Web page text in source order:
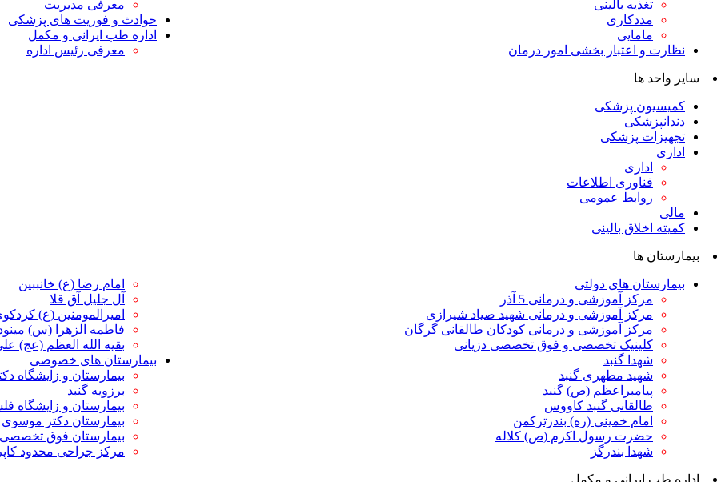
تغذیه بالینی
مددکاری
مامایی
نظارت و اعتبار بخشی امور درمان
معرفی مدیریت
حوادث و فوریت های پزشکی
اداره طب ایرانی و مکمل
معرفی رئیس اداره
سایر واحد ها
کمیسیون پزشکی
دندانپزشکی
تجهیزات پزشکی
اداری
اداری
فناوری اطلاعات
روابط عمومی
مالی
کمیته اخلاق بالینی
بیمارستان ها
بیمارستان های دولتی
مرکز آموزشی و درمانی 5 آذر
مرکز آموزشی و درمانی شهید صیاد شیرازی
مرکز آموزشی و درمانی کودکان طالقانی گرگان
کلینیک تخصصی و فوق تخصصی دزیانی
شهدا گنبد
شهید مطهری گنبد
پیامبراعظم (ص) گنبد
طالقانی گنبد کاووس
امام خمینی (ره) بندرترکمن
حضرت رسول اکرم (ص) کلاله
شهدا بندرگز
امام رضا (ع) خانببین
آل جلیل آق قلا
امیرالمومنین (ع)
فاطمه الزهرا (س)
بقیه الله العظم (عج)
بیمارستان های خصوصی
بیمارستان و زایشگاه
برزویه گنبد
بیمارستان و زایشگاه
بیمارستان دکتر موسوی
بیمارستان فوق
مرکز جراحی محدود
اداره طب ایرانی و مکمل